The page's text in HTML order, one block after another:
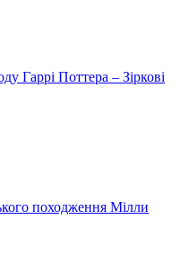
Гаррі Поттера – Зіркові
походження Мілли